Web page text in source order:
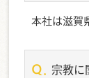
本社は滋賀
宗教に